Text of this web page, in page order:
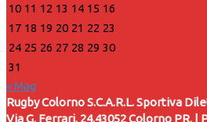
10 11 12 13 14 15 16
17 18 19 20 21 22 23
24 25 26 27 28 29 30
31
« Mag
Rugby Colorno S.C.A.R.L. Sportiva
Via G. Ferrari, 24,43052 Colorno PR. |